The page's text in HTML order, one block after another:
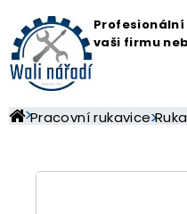
vaši firmu
Pracovní rukavice